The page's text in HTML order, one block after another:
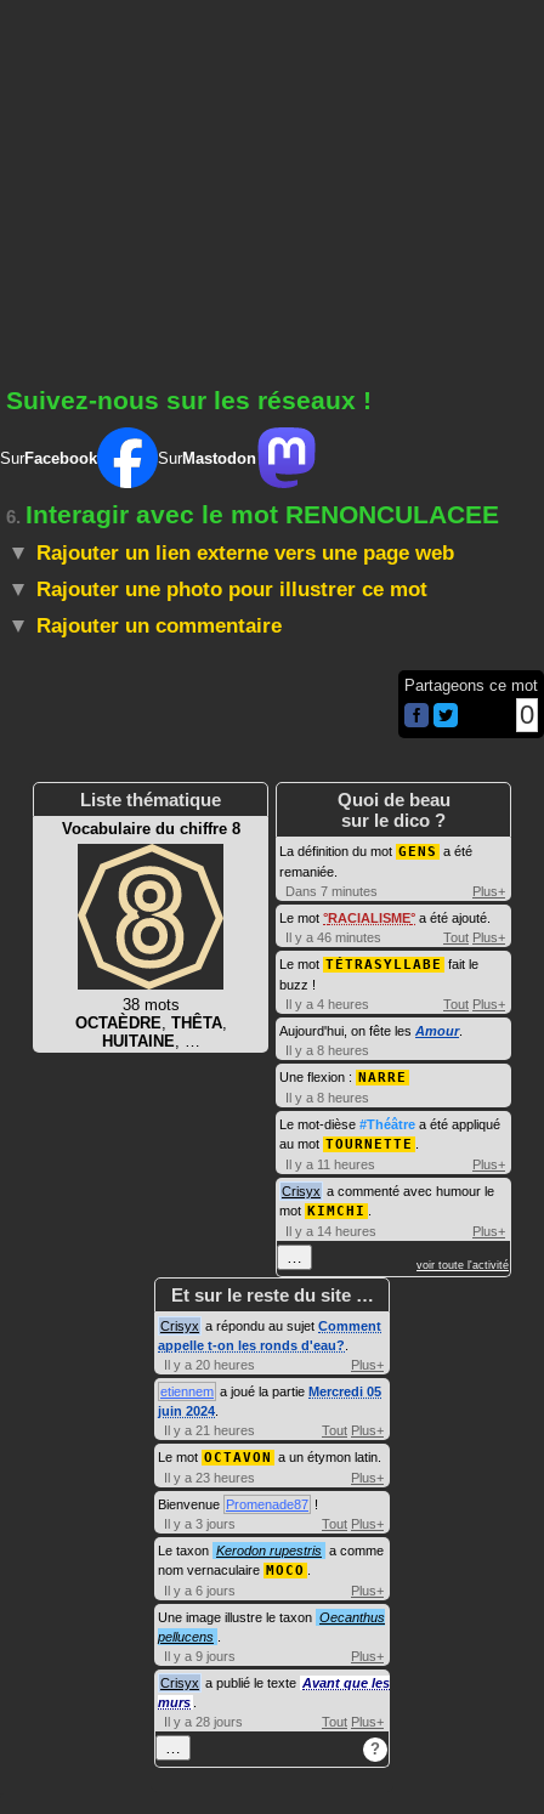
Suivez-nous sur les réseaux !
SurFacebook SurMastodon
6. Interagir avec le mot RENONCULACEE
Rajouter un lien externe vers une page web
Rajouter une photo pour illustrer ce mot
Rajouter un commentaire
Partageons ce mot
0
Liste thématique
Vocabulaire du chiffre 8
38 mots
OCTAÈDRE, THÊTA,
HUITAINE, …
Quoi de beau
sur le dico ?
La définition du mot GENS a été
remaniée.
Dans 7 minutes
Plus+
Le mot RACIALISME a été ajouté.
Il y a 46 minutes
Tout Plus+
Le mot TÉTRASYLLABE fait le
buzz !
Il y a 4 heures
Tout Plus+
Aujourd'hui, on fête les Amour.
Il y a 8 heures
Une flexion : NARRE
Il y a 8 heures
Le mot-dièse #Théâtre a été appliqué
au mot TOURNETTE
Il y a 11 heures
Plus+
Crisyx a commenté avec humour le
mot KIMCHI
Il y a 14 heures
Plus+
… voir toute l'activité
Et sur le reste du site …
Crisyx a répondu au sujet Comment
appelle t-on les ronds d'eau?
Il y a 20 heures
Plus+
etiennem a joué la partie Mercredi 05
juin 2024
Il y a 21 heures
Tout Plus+
Le mot OCTAVON a un étymon latin.
Il y a 23 heures
Plus+
Bienvenue Promenade87 !
Il y a 3 jours
Tout Plus+
Le taxon Kerodon rupestris a comme
nom vernaculaire MOCO
Il y a 6 jours
Plus+
Une image illustre le taxon Oecanthus
pellucens
Il y a 9 jours
Plus+
Crisyx a publié le texte Avant que les
murs
Il y a 28 jours
Tout Plus+
… ?